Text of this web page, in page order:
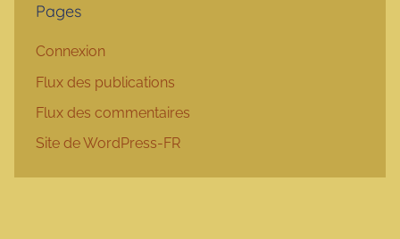
Pages
Connexion
Flux des publications
Flux des commentaires
Site de WordPress-FR